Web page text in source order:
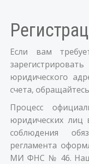
Если вам
юридического
счета,
Процесс
юридических
соблюдения
регламента
МИ ФНС № 46.